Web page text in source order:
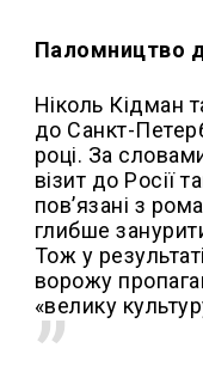
Паломництво
Ніколь Кідман
до Санкт-
році. За
візит до Росії
пов’язані з
глибше
Тож у
ворожу
«велику